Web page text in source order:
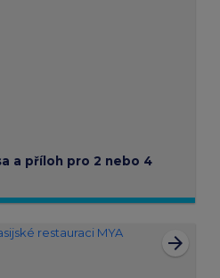
a příloh pro 2 nebo 4
arrow_forward